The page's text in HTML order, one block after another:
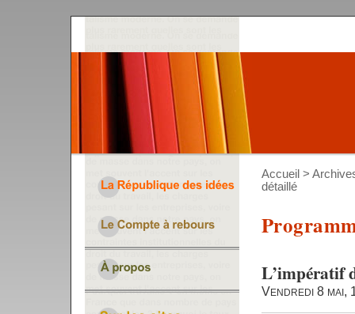
Accueil >
détaillé
L’impératif
Vendredi 8 mai,